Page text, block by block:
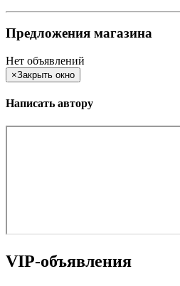
Предложения магазина
Нет объявлений
×Закрыть окно
Написать автору
VIP-объявления